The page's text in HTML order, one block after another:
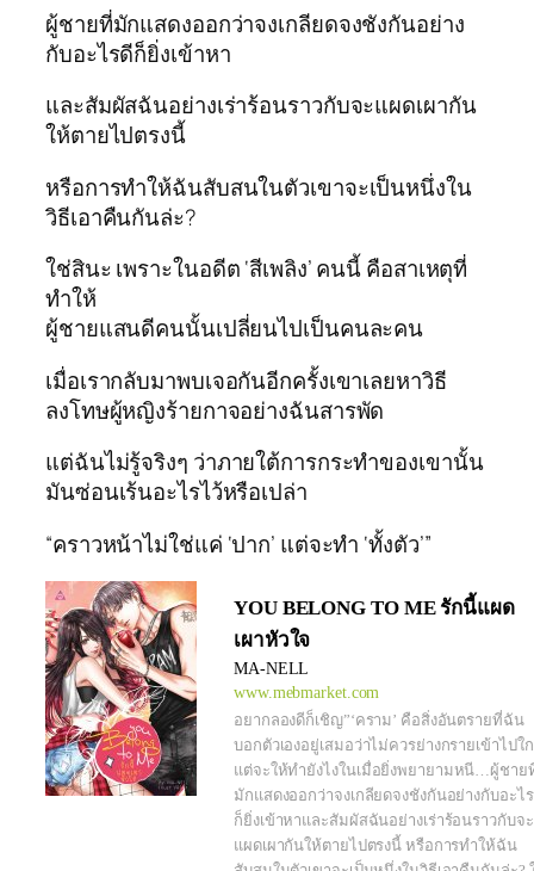
ผู้ชายที่มักแสดงออกว่าจงเกลียดจงชังกันอย่าง
กับอะไรดีก็ยิ่งเข้าหา
และสัมผัสฉันอย่างเร่าร้อนราวกับจะแผดเผากัน
ให้ตายไปตรงนี้
หรือการทำให้ฉันสับสนในตัวเขาจะเป็นหนึ่งใน
วิธีเอาคืนกันล่ะ?
ใช่สินะ เพราะในอดีต ‘สีเพลิง’ คนนี้ คือสาเหตุที่
ทำให้
ผู้ชายแสนดีคนนั้นเปลี่ยนไปเป็นคนละคน
เมื่อเรากลับมาพบเจอกันอีกครั้งเขาเลยหาวิธี
ลงโทษผู้หญิงร้ายกาจอย่างฉันสารพัด
แต่ฉันไม่รู้จริงๆ ว่าภายใต้การกระทำของเขานั้น
มันซ่อนเร้นอะไรไว้หรือเปล่า
“คราวหน้าไม่ใช่แค่ ‘ปาก’ แต่จะทำ ‘ทั้งตัว’”
YOU BELONG TO ME รักนี้แผด
เผาหัวใจ
MA-NELL
www.mebmarket.com
อยากลองดีก็เชิญ”‘คราม’ คือสิ่งอันตรายที่ฉัน
บอกตัวเองอยู่เสมอว่าไม่ควรย่างกรายเข้าไปใ
แต่จะให้ทำยังไงในเมื่อยิ่งพยายามหนี…ผู้ชาย
มักแสดงออกว่าจงเกลียดจงชังกันอย่างกับอะไ
ก็ยิ่งเข้าหาและสัมผัสฉันอย่างเร่าร้อนราวกับจะ
แผดเผากันให้ตายไปตรงนี้ หรือการทำให้ฉัน